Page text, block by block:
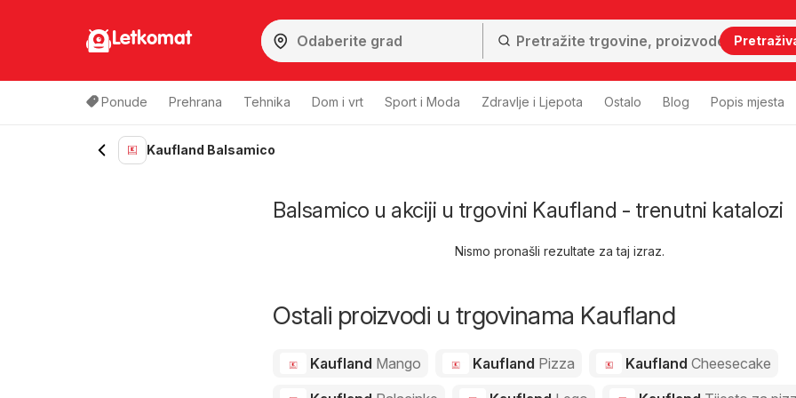
Letkomat
Ponude Prehrana Tehnika Dom i vrt Sport i Moda Zdravlje i Ljepota Ostalo Blog Popis mjesta
Kaufland Balsamico
Balsamico u akciji u trgovini Kaufland - trenutni katalozi
Nismo pronašli rezultate za taj izraz.
Ostali proizvodi u trgovinama Kaufland
Kaufland Mango Kaufland Pizza KauflandCheesecake